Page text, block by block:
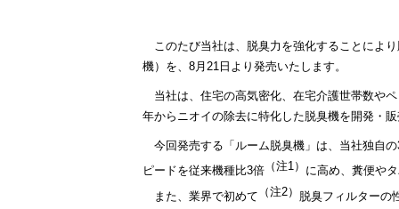
このたび当社は、脱臭力を強化することによ
機）を、8月21日より発売いたします。
当社は、住宅の高気密化、在宅介護世帯数や
年からニオイの除去に特化した脱臭機を開発・
今回発売する「ルーム脱臭機」は、当社独自
ピードを従来機種比3倍 （注1） に高め、糞便や
また、業界で初めて （注2） 脱臭フィルターの